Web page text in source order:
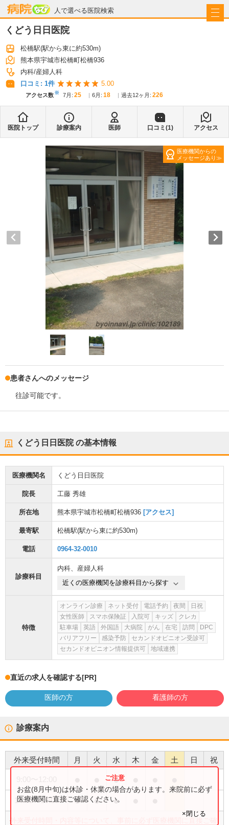
人で選べる医院検索
病院なび
くどう日日医院
松橋駅(駅から東に約530m)
熊本県宇城市松橋町松橋936
内科 産婦人科
口コミ: 1件 5.00
アクセス数※ 7月 : 25 6月 : 18 過去12ヶ月: 226
医院トップ 診療案内 医師 口コミ(1) アクセス
医療機関からの
メッセージあり
患者さんへのメッセージ
往診可能です。
くどう日日医院の基本情報
医療機関名 くどう日日医院
院長 工藤 秀雄
所在地 熊本県宇城市松橋町松橋936 [アクセス]
最寄駅 松橋駅(駅から東に約530m)
電話 0964-32-0010
診療科目
内科、 産婦人科
近くの医療機関を診療科目から探す
特徴
オンライン診療 ネット受付 電話予約 夜間
日祝
女性医師
スマホ保険証 入院可 キッズ
クレカ
駐車場
英語 外国語 大病院 がん 在宅 訪問
DPC
バリアフリー
感染予防
セカンドオピニオン受診可
セカンドオピニオン情報提供可
地域連携
直近の求人を確認する[PR]
医師の方 看護師の方
診療案内
外来受付時間 月 火 水 木 金 土 日 祝
●
14:00〜18:00 ● ● ●
外来受付時間・内容等について、事前に必ず医療機関に直接ご確
お盆(8月中旬)は休診・休業の場合があります。来院前に必ず
医療機関に直接ご確認ください。
×閉じる